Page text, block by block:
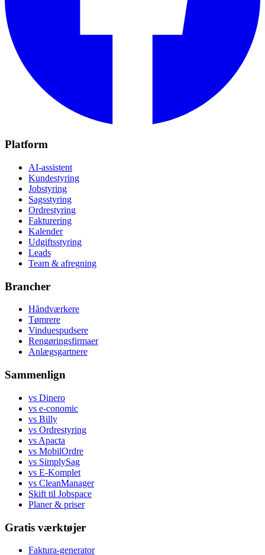
Platform
AI-assistent
Kundestyring
Jobstyring
Sagsstyring
Ordrestyring
Fakturering
Kalender
Udgiftsstyring
Leads
Team & afregning
Brancher
Håndværkere
Tømrere
Vinduespudsere
Rengøringsfirmaer
Anlægsgartnere
Sammenlign
vs Dinero
vs e-conomic
vs Billy
vs Ordrestyring
vs Apacta
vs MobilOrdre
vs SimplySag
vs E-Komplet
vs CleanManager
Skift til Jobspace
Planer & priser
Gratis værktøjer
Faktura-generator